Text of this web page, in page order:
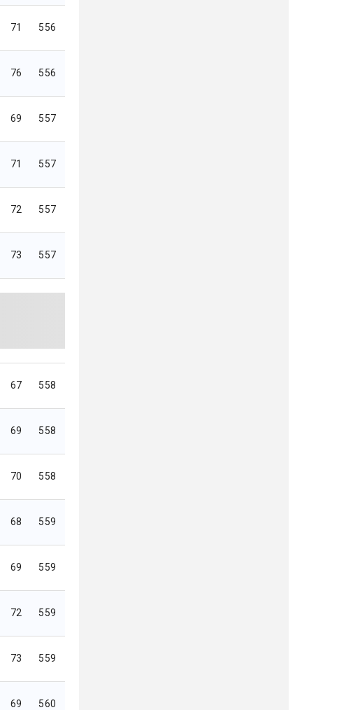
71 556
76 556
69 557
71 557
72 557
73 557
67 558
69 558
70 558
68 559
69 559
72 559
73 559
69 560